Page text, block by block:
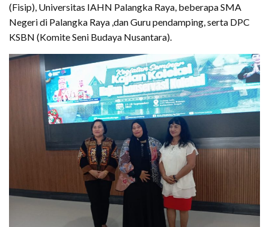
(Fisip), Universitas IAHN Palangka Raya, beberapa SMA
Negeri di Palangka Raya ,dan Guru pendamping, serta DPC
KSBN (Komite Seni Budaya Nusantara).